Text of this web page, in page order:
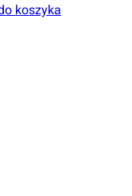
koszyka